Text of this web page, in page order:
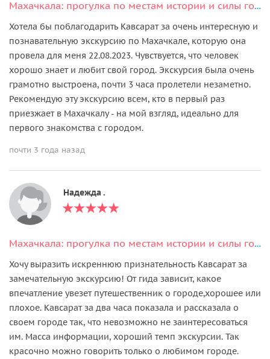
Махачкала: прогулка по местам истории и силы города
Хотела бы поблагодарить Кавсарат за очень интересную и
познавательную экскурсию по Махачкале, которую она
провела для меня 22.08.2023. Чувствуется, что человек
хорошо знает и любит свой город. Экскурсия была очень
грамотно выстроена, почти 3 часа пролетели незаметно.
Рекомендую эту экскурсию всем, кто в первый раз
приезжает в Махачкалу - на мой взгляд, идеально для
первого знакомства с городом.
почти 3 года назад
Надежда .
Махачкала: прогулка по местам истории и силы города
Хочу выразить искреннюю признательность Кавсарат за
замечательную экскурсию! От гида зависит, какое
впечатление увезет путешественник о городе,хорошее или
плохое. Кавсарат за два часа показала и рассказала о
своем городе так, что невозможно не заинтересоваться
им. Масса информации, хороший темп экскурсии. Так
красочно можно говорить только о любимом городе.